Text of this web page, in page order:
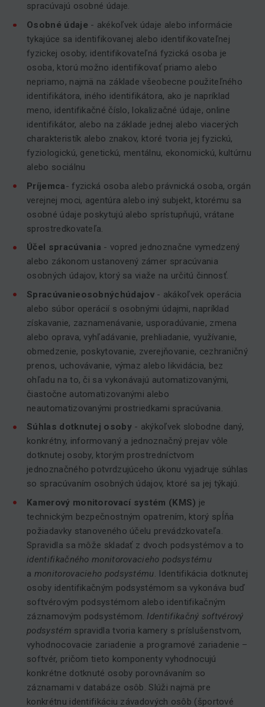
spracúvajú osobné údaje.
Osobné údaje - akékoľvek údaje alebo informácie
tykajúce sa identifikovanej alebo identifikovateľnej
fyzickej osoby; identifikovateľná fyzická osoba je
osoba, ktorú možno identifikovať priamo alebo
nepriamo, najmä na základe všeobecne použiteľného
identifikátora, iného identifikátora, ako je napríklad
meno, identifikačné číslo, lokalizačné údaje, online
identifikátor, alebo na základe jednej alebo viacerých
charakteristík alebo znakov, ktoré tvoria jej fyzickú,
fyziologickú, genetickú, mentálnu, ekonomickú, kultúrnu
alebo sociálnu
Príjemca- fyzická osoba alebo právnická osoba, orgán
verejnej moci, agentúra alebo iný subjekt, ktorému sa
osobné údaje poskytujú alebo sprístupňujú, vrátane
sprostredkovateľa.
Účel spracúvania - vopred jednoznačne vymedzený
alebo zákonom ustanovený zámer spracúvania
osobných údajov, ktorý sa viaže na určitú činnosť.
Spracúvanieosobnýchúdajov - akákoľvek operácia
alebo súbor operácií s osobnými údajmi, napríklad
získavanie, zaznamenávanie, usporadúvanie, zmena
alebo oprava, vyhľadávanie, prehliadanie, využívanie,
obmedzenie, poskytovanie, zverejňovanie, cezhraničný
prenos, uchovávanie, výmaz alebo likvidácia, bez
ohľadu na to, či sa vykonávajú automatizovanými,
čiastočne automatizovanými alebo
neautomatizovanými prostriedkami spracúvania.
Súhlas dotknutej osoby - akýkoľvek slobodne daný,
konkrétny, informovaný a jednoznačný prejav vôle
dotknutej osoby, ktorým prostredníctvom
jednoznačného potvrdzujúceho úkonu vyjadruje súhlas
so spracúvaním osobných údajov, ktoré sa jej týkajú.
Kamerový monitorovací systém (KMS) je
technickým bezpečnostným opatrením, ktorý spĺňa
požiadavky stanoveného účelu prevádzkovateľa.
Spravidla sa môže skladať z dvoch podsystémov a to
identifikačného monitorovacieho podsystému
a monitorovacieho podsystému. Identifikácia dotknutej
osoby identifikačným podsystémom sa vykonáva buď
softvérovým podsystémom alebo identifikačným
záznamovým podsystémom. Identifikačný softvérový
podsystém spravidla tvoria kamery s príslušenstvom,
vyhodnocovacie zariadenie a programové zariadenie –
softvér, pričom tieto komponenty vyhodnocujú
konkrétne dotknuté osoby porovnávaním so
záznamami v databáze osôb. Slúži najmä pre
konkrétnu identifikáciu závadových osôb (športové